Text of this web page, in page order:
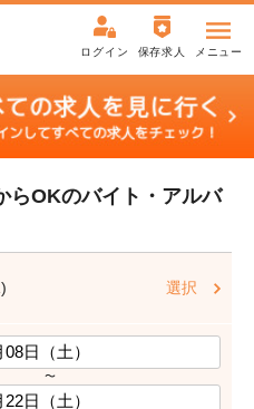
ログイン 保存求人 メニュー
らOKのバイト・アルバ
選択
〜